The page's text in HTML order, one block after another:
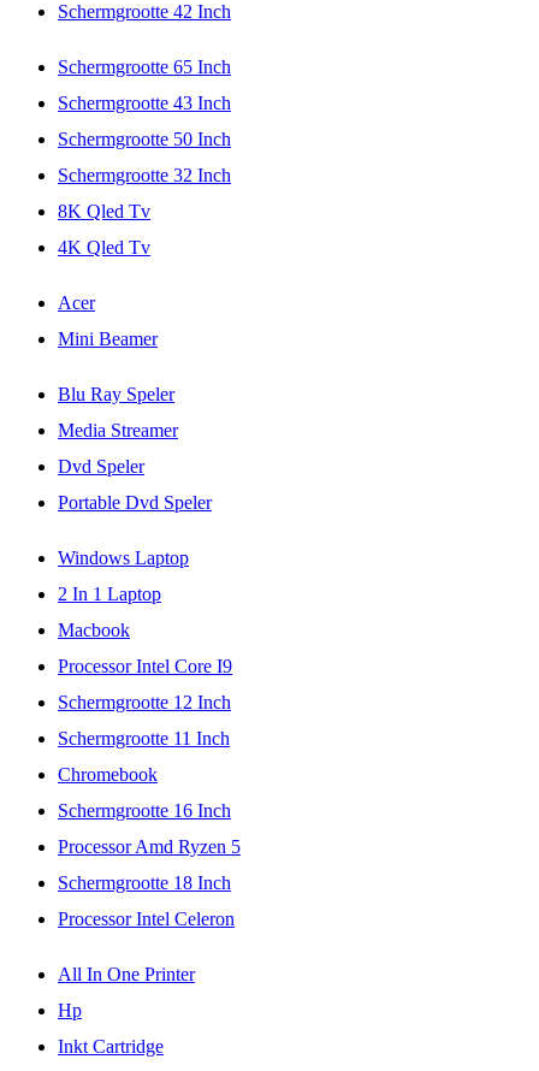
Schermgrootte 42 Inch
Schermgrootte 65 Inch
Schermgrootte 43 Inch
Schermgrootte 50 Inch
Schermgrootte 32 Inch
8K Qled Tv
4K Qled Tv
Acer
Mini Beamer
Blu Ray Speler
Media Streamer
Dvd Speler
Portable Dvd Speler
Windows Laptop
2 In 1 Laptop
Macbook
Processor Intel Core I9
Schermgrootte 12 Inch
Schermgrootte 11 Inch
Chromebook
Schermgrootte 16 Inch
Processor Amd Ryzen 5
Schermgrootte 18 Inch
Processor Intel Celeron
All In One Printer
Hp
Inkt Cartridge